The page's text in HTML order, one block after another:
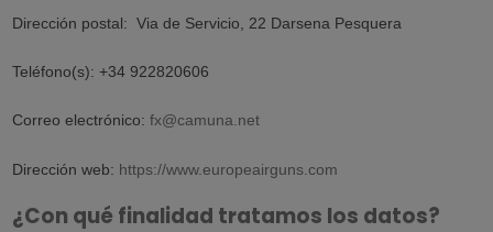
Dirección postal: Via de Servicio, 22 Darsena Pesquera
Teléfono(s): +34 922820606
Correo electrónico:fx@camuna.net
Dirección web: https://www.europeairguns.com
¿Con qué finalidad tratamos los datos?